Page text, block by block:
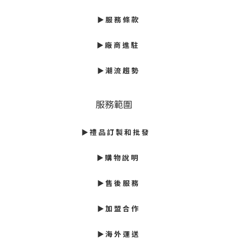
► 服 務 條 款
►廠 商 進 駐
►潮 流 趨 勢
服務範圍
► 禮 品 訂 製 和 批 發
► 購 物 說 明
► 售 後 服 務
► 加 盟 合 作
► 海 外 運 送